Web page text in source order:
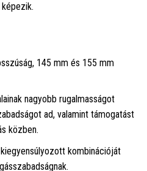
145 mm és 155 mm
nagyobb rugalmasságot
ad, valamint támogatást
közben.
kombinációját